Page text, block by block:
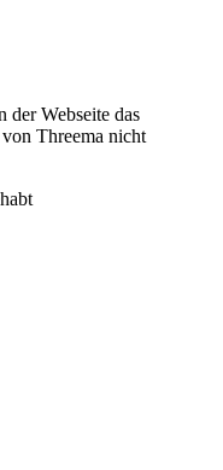
der Webseite das
Threema nicht